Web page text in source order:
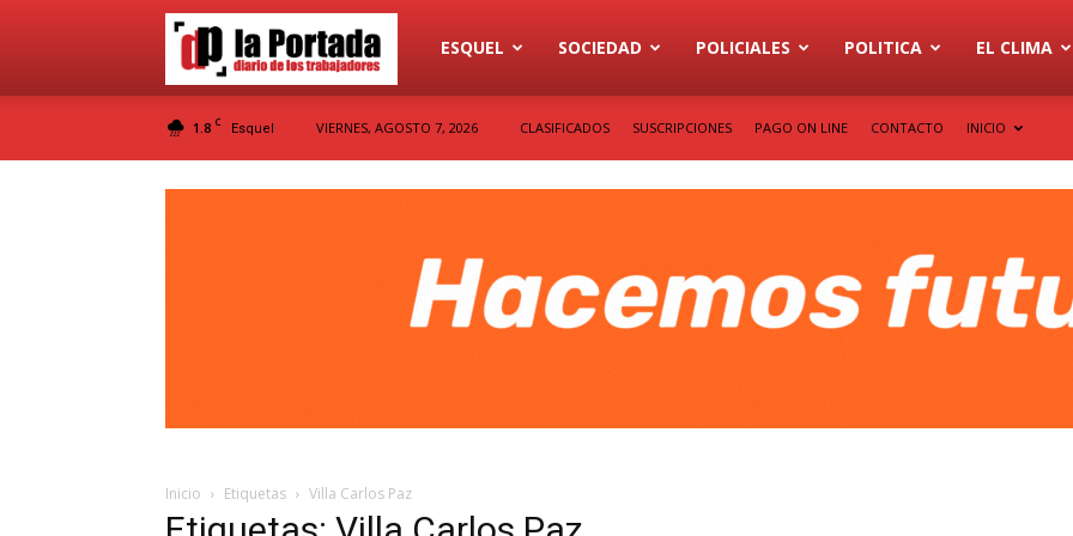
Diario
ESQUEL SOCIEDAD POLICIALES POLITICA EL CLIMA
1.8 C Esquel VIERNES, AGOSTO 7, 2026 CLASIFICADOS SUSCRIPCIONES PAGO ON LINE CONTACTO INICIO
Inicio Etiquetas Villa Carlos Paz